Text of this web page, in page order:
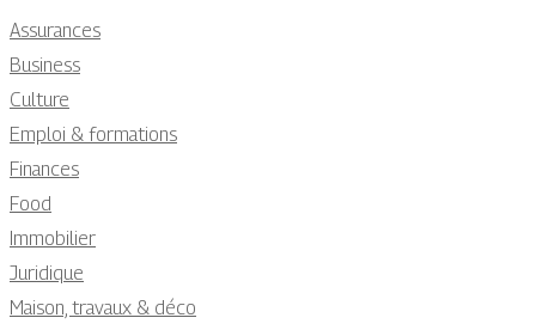
Assurances
Business
Culture
Emploi & formations
Finances
Food
Immobilier
Juridique
Maison, travaux & déco